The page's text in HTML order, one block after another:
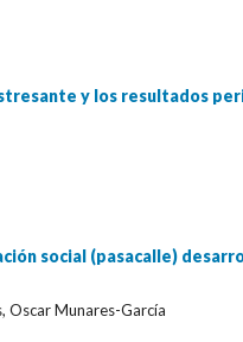
y los resultados
social (pasacalle)
Oscar Munares-García